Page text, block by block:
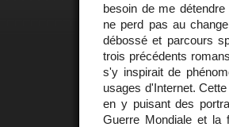
besoin de me
ne perd pas au
débossé et parcours
trois précédents
s'y inspirait de
usages d'Internet.
en y puisant des
Guerre Mondiale et la